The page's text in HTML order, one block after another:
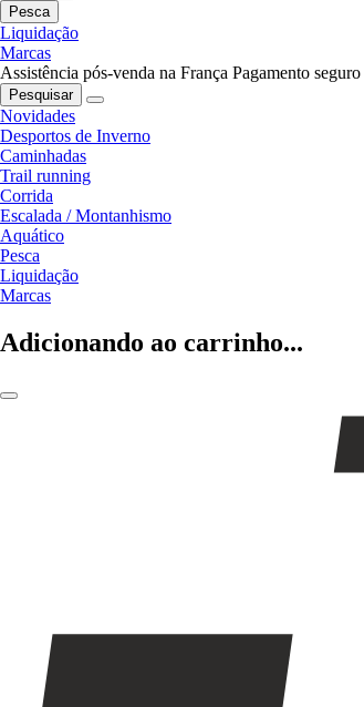
Pesca
Liquidação
Marcas
Assistência pós-venda na França Pagamento seguro
Pesquisar
Novidades
Desportos de Inverno
Caminhadas
Trail running
Corrida
Escalada / Montanhismo
Aquático
Pesca
Liquidação
Marcas
Adicionando ao carrinho...